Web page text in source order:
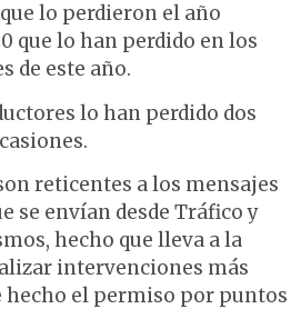
lo perdieron el año
que lo han perdido en los
de este año.
lo han perdido dos
reticentes a los mensajes
se envían desde Tráfico y
hecho que lleva a la
intervenciones más
hecho el permiso por puntos